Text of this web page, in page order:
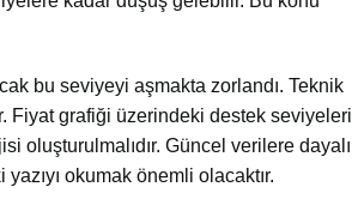
bu seviyeyi aşmakta zorlandı. Teknik
Fiyat grafiği üzerindeki destek seviyeleri
oluşturulmalıdır. Güncel verilere dayalı
okumak önemli olacaktır.